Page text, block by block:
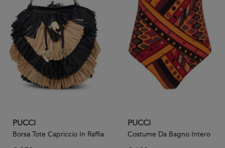
pezzo chiave del tuo guardaroba su The.Corner.com.
PUCCI
Borsa Tote Capriccio In Raffia
PUCCI
Costume Da Bagno Intero